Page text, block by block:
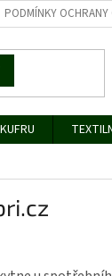
PODMÍNKY OCHRANY